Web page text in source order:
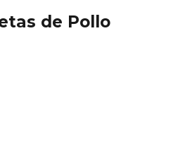
de Pollo